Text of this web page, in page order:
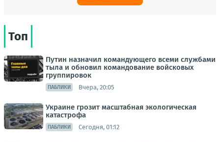
Топ
Путин назначил командующего всеми службами
тыла и обновил командование войсковых
группировок
ПАБЛИКИ Вчера, 20:05
Украине грозит масштабная экологическая
катастрофа
ПАБЛИКИ Сегодня, 01:12